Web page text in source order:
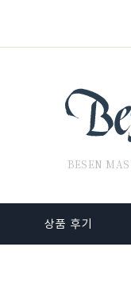
BESEN
상품 후기